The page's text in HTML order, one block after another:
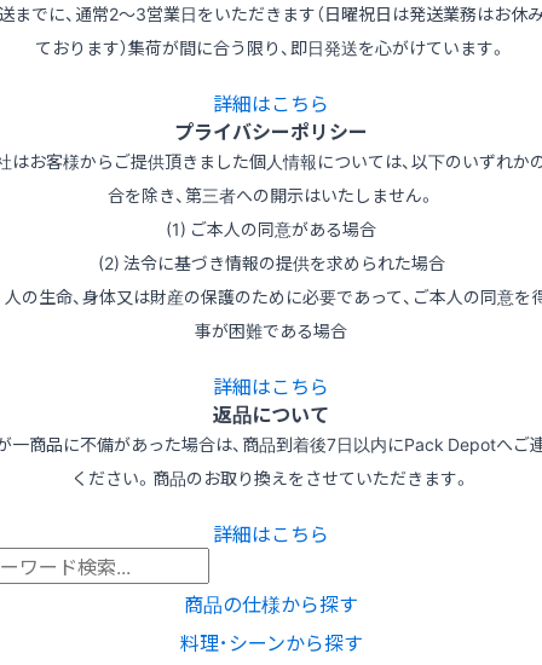
までに、通常2～3営業日をいただきます（日曜祝日は発送業務はお休
ております）集荷が間に合う限り、即日発送を心がけています。
詳細はこちら
プライバシーポリシー
はお客様からご提供頂きました個人情報については、以下のいずれか
合を除き、第三者への開示はいたしません。
(1) ご本人の同意がある場合
(2) 法令に基づき情報の提供を求められた場合
の生命、身体又は財産の保護のために必要であって、ご本人の同意を
事が困難である場合
詳細はこちら
返品について
一商品に不備があった場合は、商品到着後7日以内にPack Depotへご
ください。商品のお取り換えをさせていただきます。
詳細はこちら
商品の仕様から探す
料理･シーンから探す